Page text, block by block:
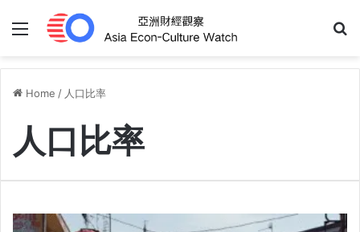
Menu
Home / 人口比率
人口比率